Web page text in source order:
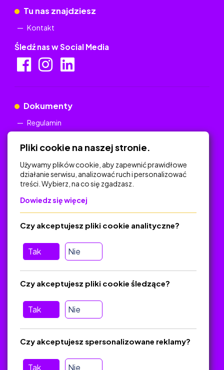
Tu nas znajdziesz
Kontakt
Śledź nas w Social Media
Dokumenty
Regulamin
Na skróty
Polityka Prywatności
O platformie
Baza materiałów dydaktycznych
Jak zostać autorem
wiadomość nie trafiła do folderu SPAM)
Pliki cookie na naszej stronie.
Używamy plików cookie, aby zapewnić prawidłowe
działanie serwisu, analizować ruch i personalizować
treści. Wybierz, na co się zgadzasz.
Dowiedz się więcej
Tak Nie
Czy akceptujesz pliki cookie analityczne?
Tak Nie
Czy akceptujesz pliki cookie śledzące?
Tak Nie
Czy akceptujesz spersonalizowane reklamy?